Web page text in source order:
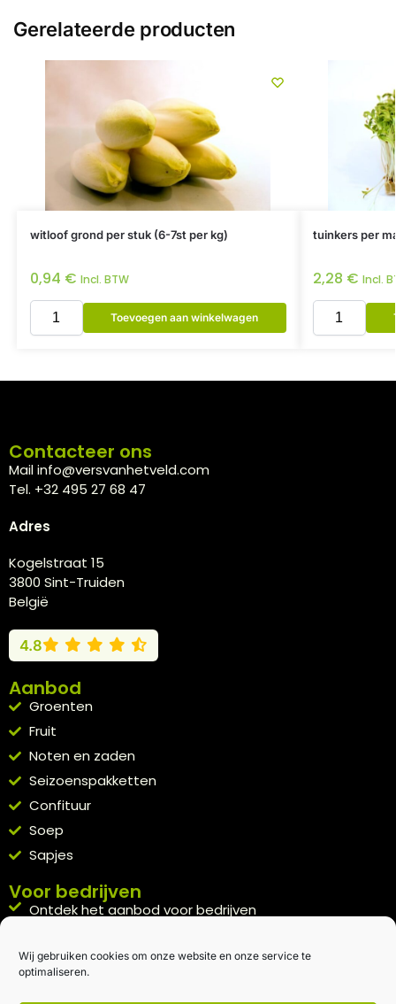
Wij gebruiken cookies om onze website en onze service te
optimaliseren.
Gerelateerde producten
witloof grond per stuk (6-7st per kg)
0,94 € Incl. BTW
Toevoegen aan winkelwagen
tuinkers per
2,28 € Incl.
Contacteer ons
Mail info@versvanhetveld.com
Tel. +32 495 27 68 47
Adres
Kogelstraat 15
3800 Sint-Truiden
België
4.8
Aanbod
Groenten
Fruit
Noten en zaden
Seizoenspakketten
Confituur
Soep
Sapjes
Voor bedrijven
Ontdek het aanbod voor bedrijven
Kennismakingspakket aanvragen
Blijft op de hoogte